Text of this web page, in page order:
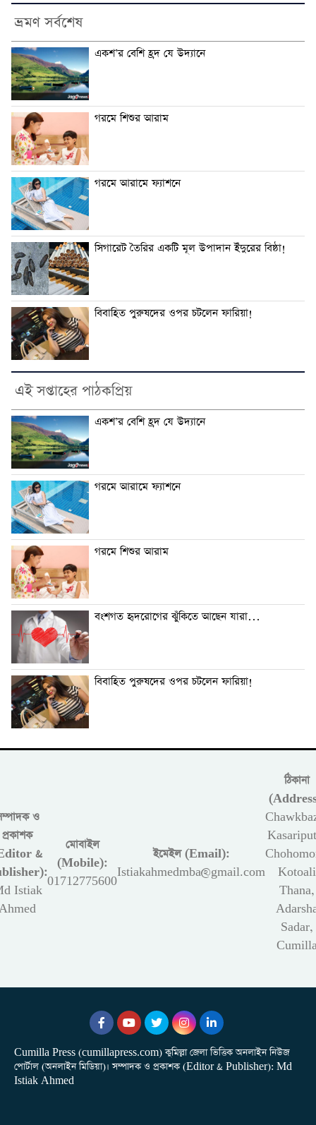
ভ্রমণ সর্বশেষ
একশ’র বেশি হ্রদ যে উদ্যানে
গরমে শিশুর আরাম
গরমে আরামে ফ্যাশনে
সিগারেট তৈরির একটি মূল উপাদান ইঁদুরের বিষ্ঠা!
বিবাহিত পুরুষদের ওপর চটলেন ফারিয়া!
এই সপ্তাহের পাঠকপ্রিয়
একশ’র বেশি হ্রদ যে উদ্যানে
গরমে আরামে ফ্যাশনে
গরমে শিশুর আরাম
বংশগত হৃদরোগের ঝুঁকিতে আছেন যারা…
বিবাহিত পুরুষদের ওপর চটলেন ফারিয়া!
ও
প্রকাশক
&
Istiak
মোবাইল
(Mobile):
01712775600
ইমেইল (Email):
Istiakahmedmba@gmail.com
ঠিকানা
Kotoali
Thana,
Sadar,
Cumilla Press (cumillapress.com) কুমিল্লা জেলা ভিত্তিক অনলাইন নিউজ
পোর্টাল (অনলাইন মিডিয়া)। সম্পাদক ও প্রকাশক (Editor & Publisher): Md
Istiak Ahmed